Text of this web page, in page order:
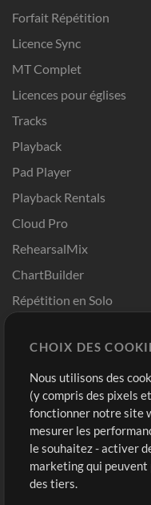
Forfait Répétition
Licence Sync
MT Complet
Licences pour églises
Tracks
Playback
Pad Player
Playback Rentals
Cloud Pro
RehearsalMix
ChartBuilder
Répétition en Solo
Modèles ProPresenter
Sons
Boutique
Acheter des crédits
Contenu gratuit
Demander les pistes
CHOIX DES
Nous utilisons des
(y compris des pixels
fonctionner notre site
mesurer les
le souhaitez - activer
marketing qui
des tiers.